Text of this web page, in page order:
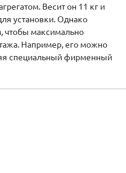
Весит он 11 кг и
установки. Однако
чтобы максимально
Например, его можно
специальный фирменный